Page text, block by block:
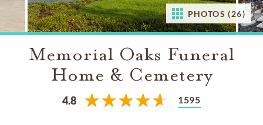
PHOTOS (26)
Memorial Oaks Funeral
Home & Cemetery
4.8 1595